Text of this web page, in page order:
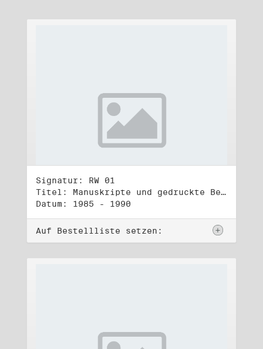
Signatur: RW 01
Titel: Manuskripte und gedruckte Belege (1)
Datum: 1985 - 1990
Auf Bestellliste setzen: